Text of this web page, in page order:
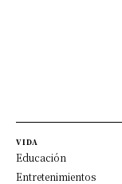
VIDA
Educación
Entretenimientos